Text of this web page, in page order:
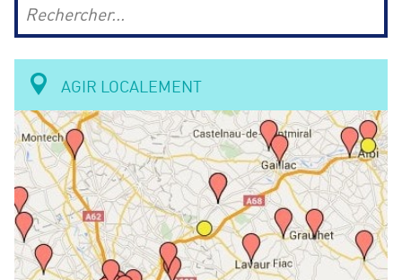
F
O
R
M
U
L
r
c
h
e
r
AGIR LOCALEMENT